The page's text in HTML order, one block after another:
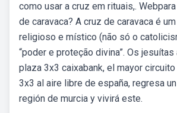
como usar a cruz em rituais,.
de caravaca? A cruz de caravaca é
religioso e místico (não só o
“poder e proteção divina”. Os jesuítas
plaza 3x3 caixabank, el mayor
3x3 al aire libre de españa, regresa
región de murcia y vivirá este.